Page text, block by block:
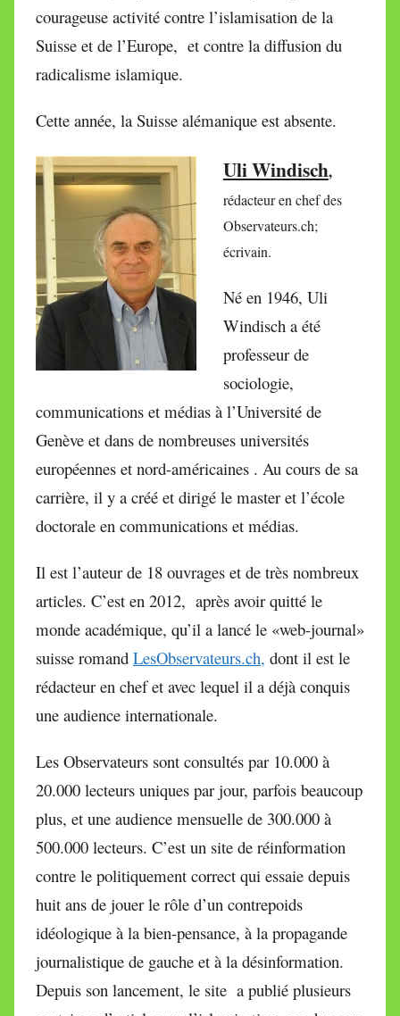
courageuse activité contre l’islamisation de la
Suisse et de l’Europe, et contre la diffusion du
radicalisme islamique.
Cette année, la Suisse alémanique est absente.
Uli Windisch,
rédacteur en chef des
Observateurs.ch;
écrivain.
Né en 1946, Uli
Windisch a été
professeur de
sociologie,
communications et médias à l’Université de
Genève et dans de nombreuses universités
européennes et nord-américaines . Au cours de sa
carrière, il y a créé et dirigé le master et l’école
doctorale en communications et médias.
Il est l’auteur de 18 ouvrages et de très nombreux
articles. C’est en 2012, après avoir quitté le
monde académique, qu’il a lancé le «web-journal»
suisse romand LesObservateurs.ch, dont il est le
rédacteur en chef et avec lequel il a déjà conquis
une audience internationale.
Les Observateurs sont consultés par 10.000 à
20.000 lecteurs uniques par jour, parfois beaucoup
plus, et une audience mensuelle de 300.000 à
500.000 lecteurs. C’est un site de réinformation
contre le politiquement correct qui essaie depuis
huit ans de jouer le rôle d’un contrepoids
idéologique à la bien-pensance, à la propagande
journalistique de gauche et à la désinformation.
Depuis son lancement, le site a publié plusieurs